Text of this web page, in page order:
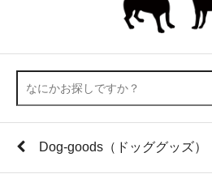
Dog-goods（ドッググッズ）